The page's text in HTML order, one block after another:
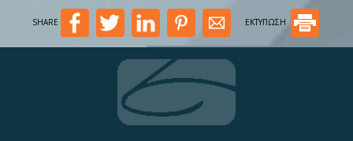
SHARE ΕΚΤΥΠΩΣΗ